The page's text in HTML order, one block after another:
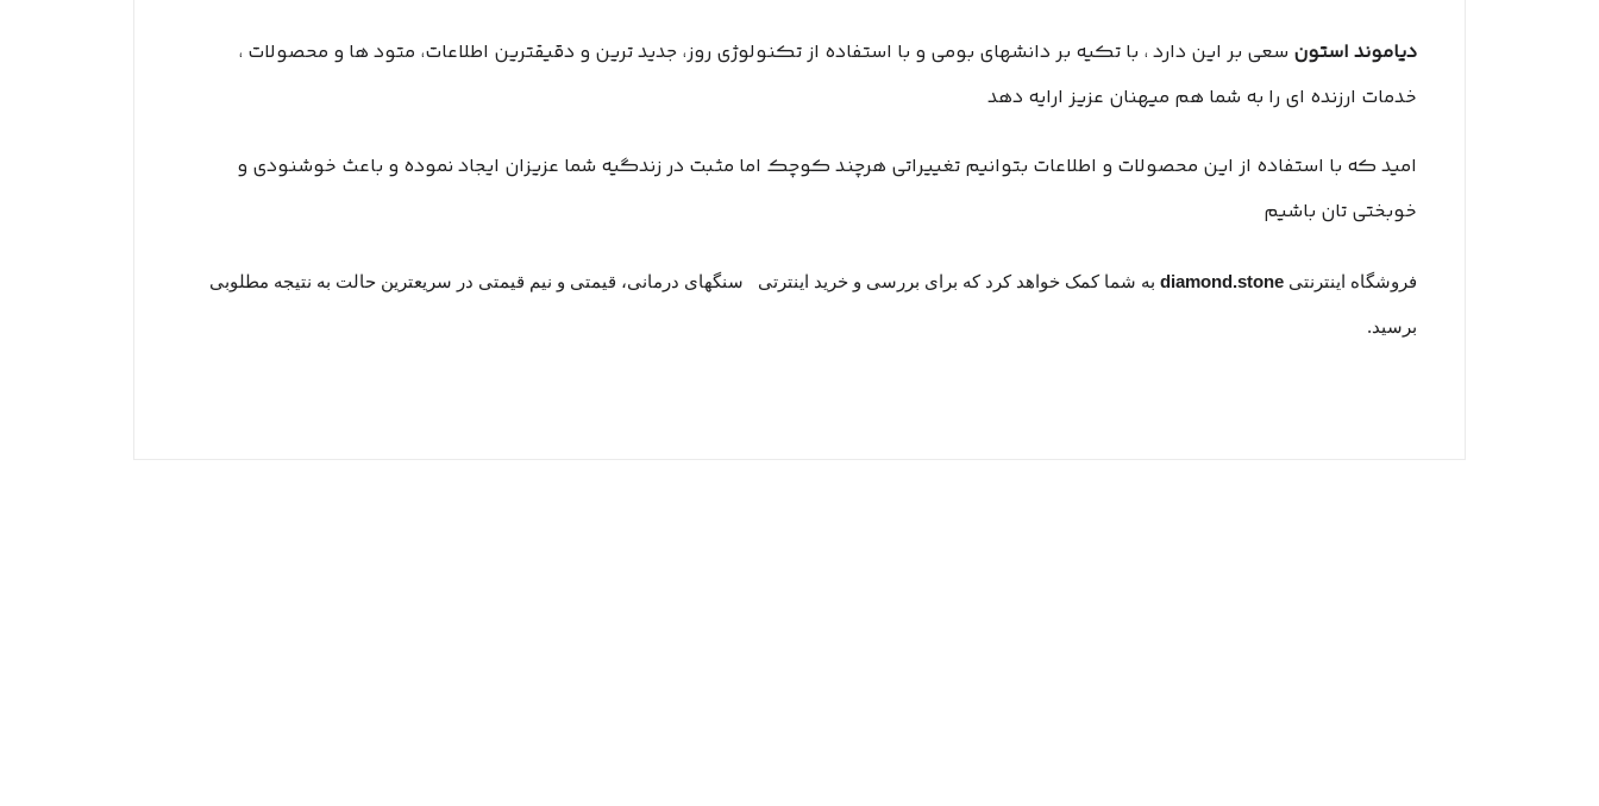
دیاموند استون سعی بر این دارد ، با تکیه بر دانشهای بومی و با استفاده از تکنولوژی روز، جدید ترین و دقیقترین اطلاعات، متود ها و محصولات ،
خدمات ارزنده ای را به شما هم میهنان عزیز ارایه دهد
امید که با استفاده از این محصولات و اطلاعات بتوانیم تغییراتی هرچند کوچک اما مثبت در زندگیه شما عزیزان ایجاد نموده و باعث خوشنودی و
خوبختی تان باشیم
فروشگاه اینترنتی diamond.stone به شما کمک خواهد کرد که برای بررسی و خرید اینترتی سنگهای درمانی، قیمتی و نیم قیمتی در سریعترین حالت به نتیجه مطلوبی
برسید.